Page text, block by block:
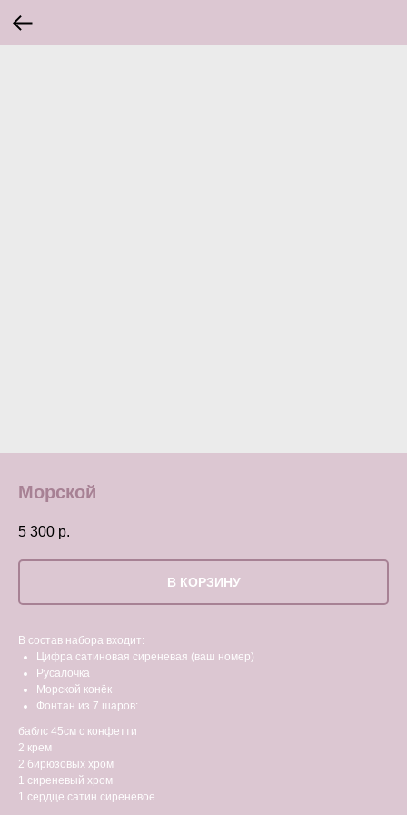
Морской
5 300 р.
В КОРЗИНУ
В состав набора входит:
Цифра сатиновая сиреневая (ваш номер)
Русалочка
Морской конёк
Фонтан из 7 шаров:
баблс 45см с конфетти
2 крем
2 бирюзовых хром
1 сиреневый хром
1 сердце сатин сиреневое